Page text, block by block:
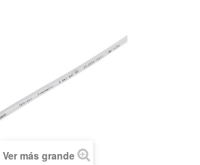
Ver más grande